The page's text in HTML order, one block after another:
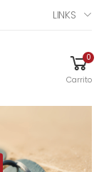
LINKS
0
Carrito